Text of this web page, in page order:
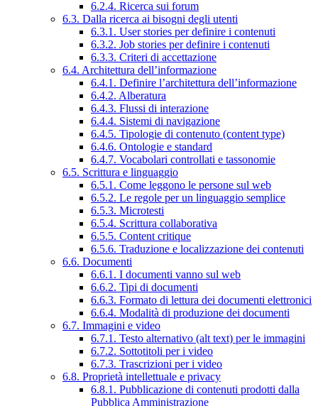
6.2.4. Ricerca sui forum
6.3. Dalla ricerca ai bisogni degli utenti
6.3.1. User stories per definire i contenuti
6.3.2. Job stories per definire i contenuti
6.3.3. Criteri di accettazione
6.4. Architettura dell’informazione
6.4.1. Definire l’architettura dell’informazione
6.4.2. Alberatura
6.4.3. Flussi di interazione
6.4.4. Sistemi di navigazione
6.4.5. Tipologie di contenuto (content type)
6.4.6. Ontologie e standard
6.4.7. Vocabolari controllati e tassonomie
6.5. Scrittura e linguaggio
6.5.1. Come leggono le persone sul web
6.5.2. Le regole per un linguaggio semplice
6.5.3. Microtesti
6.5.4. Scrittura collaborativa
6.5.5. Content critique
6.5.6. Traduzione e localizzazione dei contenuti
6.6. Documenti
6.6.1. I documenti vanno sul web
6.6.2. Tipi di documenti
6.6.3. Formato di lettura dei documenti elettronici
6.6.4. Modalità di produzione dei documenti
6.7. Immagini e video
6.7.1. Testo alternativo (alt text) per le immagini
6.7.2. Sottotitoli per i video
6.7.3. Trascrizioni per i video
6.8. Proprietà intellettuale e privacy
6.8.1. Pubblicazione di contenuti prodotti dalla
Pubblica Amministrazione